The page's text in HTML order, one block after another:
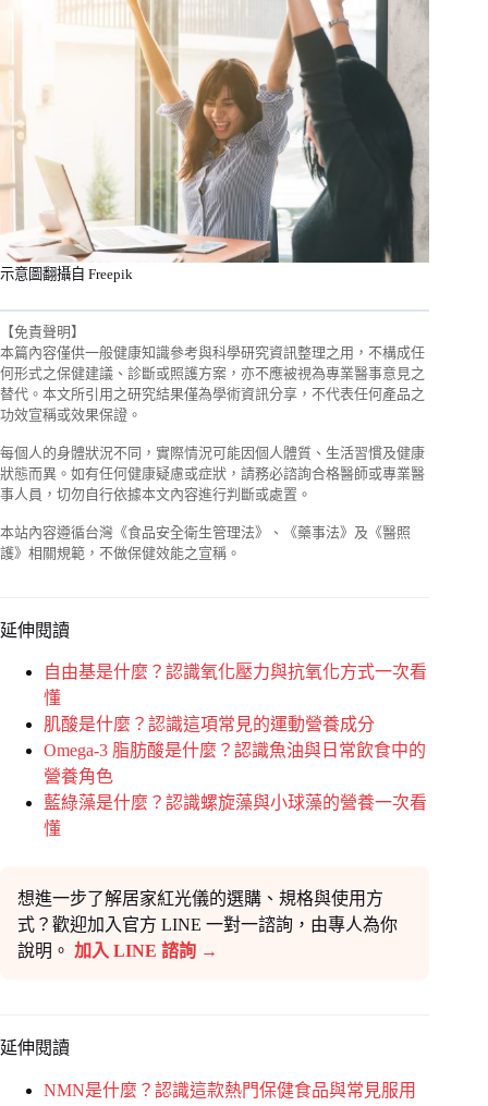
示意圖翻攝自 Freepik
【免責聲明】
本篇內容僅供一般健康知識參考與科學研究資訊整理之用，不構成任
何形式之保健建議、診斷或照護方案，亦不應被視為專業醫事意見之
替代。本文所引用之研究結果僅為學術資訊分享，不代表任何產品之
功效宣稱或效果保證。
每個人的身體狀況不同，實際情況可能因個人體質、生活習慣及健康
狀態而異。如有任何健康疑慮或症狀，請務必諮詢合格醫師或專業醫
事人員，切勿自行依據本文內容進行判斷或處置。
本站內容遵循台灣《食品安全衛生管理法》、《藥事法》及《醫照
護》相關規範，不做保健效能之宣稱。
延伸閱讀
自由基是什麼？認識氧化壓力與抗氧化方式一次看
懂
肌酸是什麼？認識這項常見的運動營養成分
Omega-3 脂肪酸是什麼？認識魚油與日常飲食中的
營養角色
藍綠藻是什麼？認識螺旋藻與小球藻的營養一次看
懂
想進一步了解居家紅光儀的選購、規格與使用方
式？歡迎加入官方 LINE 一對一諮詢，由專人為你
說明。 加入 LINE 諮詢 →
延伸閱讀
NMN是什麼？認識這款熱門保健食品與常見服用